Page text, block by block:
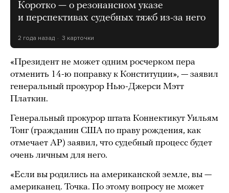
Коротко — о резонансном указе
и перспективах судебных тяжб из-за него
2 года назад 3 карточки
«Президент не может одним росчерком пера
отменить 14-ю поправку к Конституции», — заявил
генеральный прокурор Нью-Джерси Мэтт
Платкин.
Генеральный прокурор штата Коннектикут Уильям
Тонг (гражданин США по праву рождения, как
отмечает AP) заявил, что судебный процесс будет
очень личным для него.
«Если вы родились на американской земле, вы —
американец. Точка. По этому вопросу не может